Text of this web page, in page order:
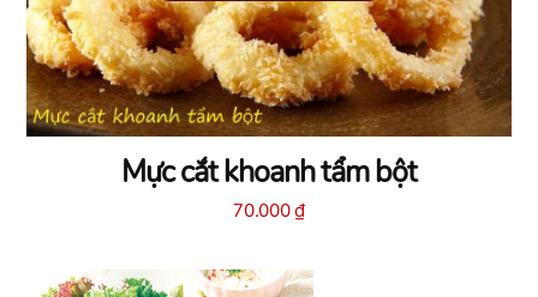
Mực cắt khoanh tẩm bột
70.000₫